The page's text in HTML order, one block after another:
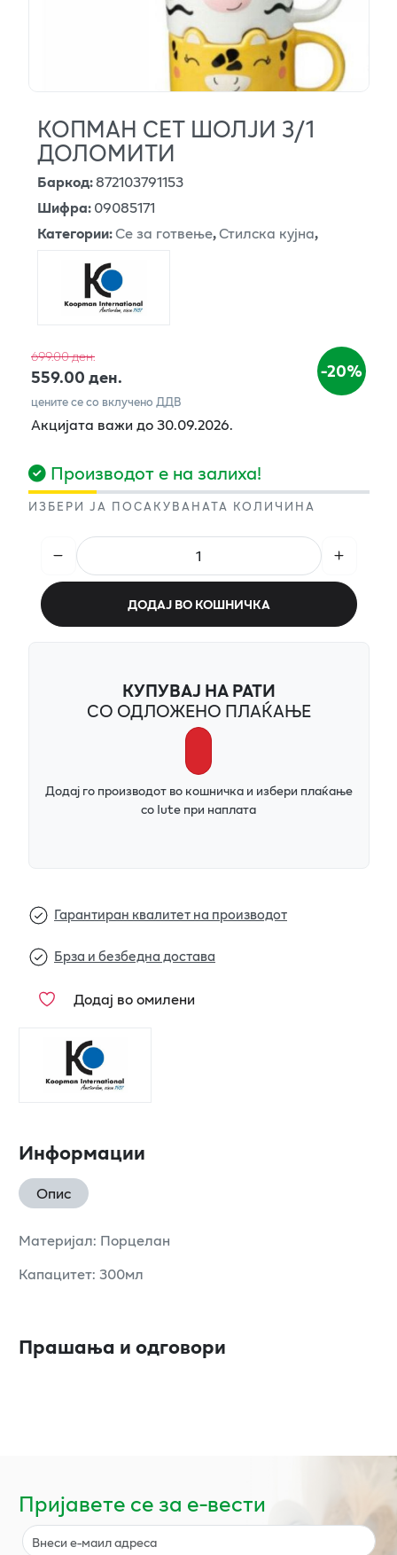
КОПМАН СЕТ ШОЛЈИ 3/1
ДОЛОМИТИ
Баркод:872103791153
Шифра:09085171
Категории:Се за готвење,Стилска кујна,
699.00 ден.
559.00 ден. -20%
цените се со вклучено ДДВ
Акцијата важи до 30.09.2026.
Производот е на залиха!
ИЗБЕРИ ЈА ПОСАКУВАНАТА КОЛИЧИНА
ДОДАЈ ВО КОШНИЧКА
КУПУВАЈ НА РАТИ
СО ОДЛОЖЕНО ПЛАЌАЊЕ
Додај го производот во кошничка и избери плаќање
со Iute при наплата
Гарантиран квалитет на производот
Брза и безбедна достава
Додај во омилени
Информации
Опис
Материјал: Порцелан
Капацитет: 300мл
Прашања и одговори
Пријавете се за е-вести